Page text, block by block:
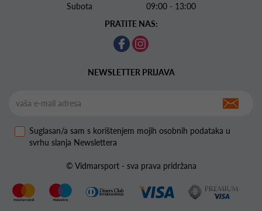
Subota 09:00 - 13:00
PRATITE NAS:
NEWSLETTER PRIJAVA
Suglasan/a sam s korištenjem mojih osobnih podataka u
svrhu slanja Newslettera
© Vidmarsport - sva prava pridržana